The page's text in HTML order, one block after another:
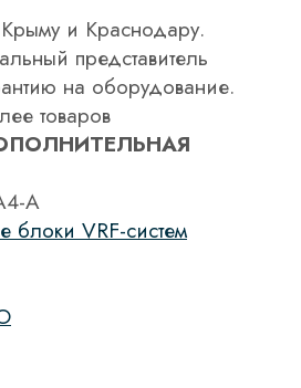
и Краснодару.
представитель
на оборудование.
товаров
A
блоки VRF-систем